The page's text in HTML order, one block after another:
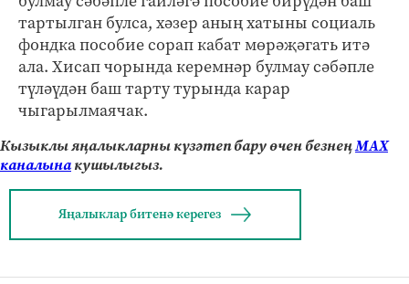
тартылган булса, хәзер аның хатыны социаль
фондка пособие сорап кабат мөрәҗәгать итә
ала. Хисап чорында керемнәр булмау сәбәпле
түләүдән баш тарту турында карар
чыгарылмаячак.
Кызыклы яңалыкларны күзәтеп бару өчен безнеңМАХ
каналынакушылыгыз.
Яңалыклар битенә керегез